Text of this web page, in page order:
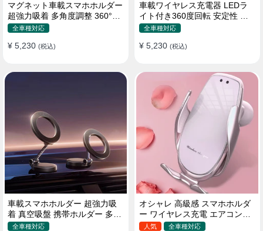
マグネット車載スマホホルダー
超強力吸着 多角度調整 360°回
転な台座 車用ホルダー 折りた
全機種対応
全車種対応
¥ 5,230 (税込)
車載ワイヤレス充電器 LEDラ
イト付き360度回転 安定性 粘
着ゲル吸盤＆エアコン吹き出し
イヤレス充電 スマホホルダー
全車種対応
¥ 5,230 (税込)
車載スマホホルダー 超強力吸
着 真空吸盤 携帯ホルダー 多角
度調整 360°回転な台座 車用ホ
全車種対応
オシャレ 高級感 スマホホルダ
ー ワイヤレス充電 エアコン吹
き出し口/ 吸盤タイプ 女性
人気 全車種対応